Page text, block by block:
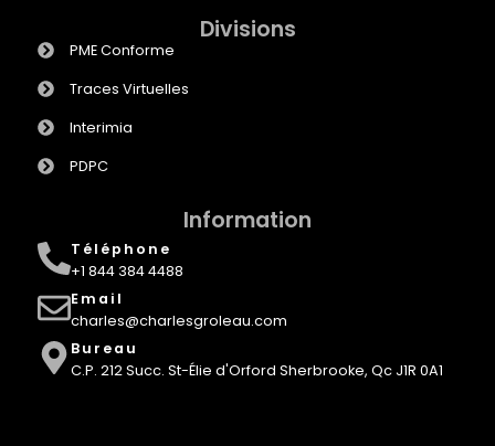
Divisions
PME Conforme
Traces Virtuelles
Interimia
PDPC
Information
Téléphone
+1 844 384 4488
Email
charles@charlesgroleau.com
Bureau
C.P. 212 Succ. St-Élie d'Orford Sherbrooke, Qc J1R 0A1